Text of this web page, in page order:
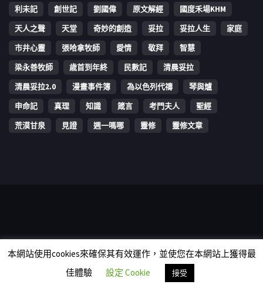
利未記
創世記 劉國偉 原文解經
國度禾場KHM
天人之聲
天堂 奇妙的創造 妥拉 妥拉人生
家庭
市井心靈
張哈拿牧師 愛情 敬拜
智慧
梁永善牧師
歳首到年終 民數記
清晨妥拉
清晨妥拉2.0
漫畫事件簿 為以色列代禱
琴與爐
申命記
真理 知識 箴言 考門夫人
聖經
荒漠甘泉
見證 週一嗎哪 靈修 靈修文章
rights reserved.
本網站使用cookies來確保其有效運作，並使您在本網站上獲得最
佳體驗
設定 Cookie 接受